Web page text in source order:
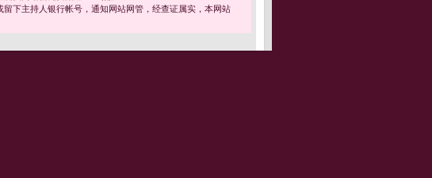
下主持人银行帐号，通知网站网管，经查证属实，本网站